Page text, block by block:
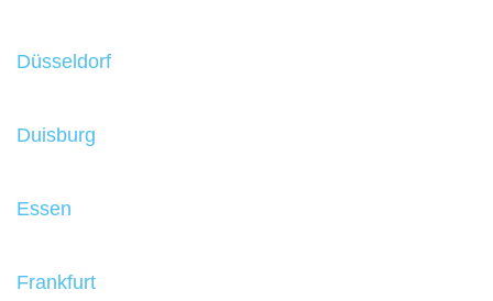
Düsseldorf
Duisburg
Essen
Frankfurt